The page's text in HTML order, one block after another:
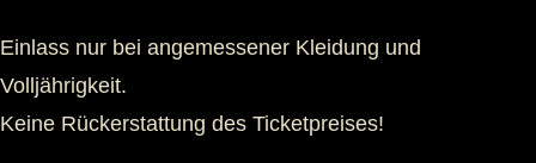
Einlass nur bei angemessener Kleidung und
Volljährigkeit.
Keine Rückerstattung des Ticketpreises!